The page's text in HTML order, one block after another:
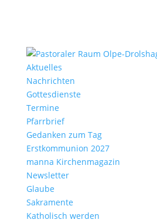
Aktu­elles
Nach­richten
Gottes­dienste
Termine
Pfarr­brief
Gedanken zum Tag
Erst­kom­mu­nion 2027
manna Kirchen­ma­gazin
News­letter
Glaube
Sakra­mente
Katho­lisch werden